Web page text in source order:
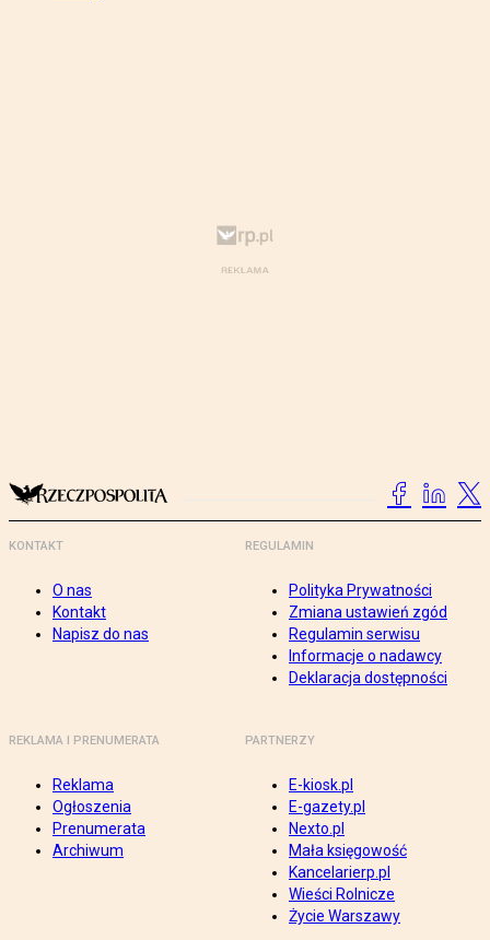
KONTAKT
O nas
Kontakt
Napisz do nas
REGULAMIN
Polityka Prywatności
Zmiana ustawień zgód
Regulamin serwisu
Informacje o nadawcy
Deklaracja dostępności
REKLAMA I PRENUMERATA
Reklama
Ogłoszenia
Prenumerata
Archiwum
PARTNERZY
E-kiosk.pl
E-gazety.pl
Nexto.pl
Mała księgowość
Kancelarierp.pl
Wieści Rolnicze
Życie Warszawy